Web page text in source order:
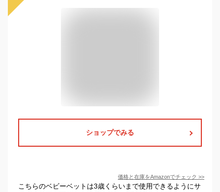
ショップでみる
価格と在庫をAmazonでチェック >>
こちらのベビーベットは3歳くらいまで使用できるようにサ